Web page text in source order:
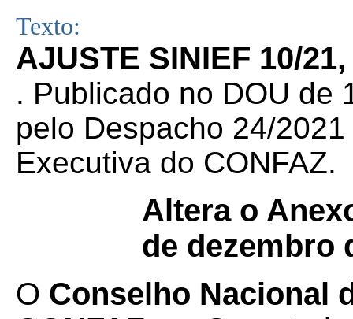
Texto:
AJUSTE SINIEF 10/
. Publicado no DOU de
pelo Despacho 24/
Executiva do CONFAZ.
Altera o
de dezembro
O Conselho Nacional